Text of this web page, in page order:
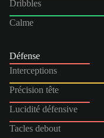
Dribbles
Calme
Défense
Interceptions
Précision tête
Lucidité défensive
Tacles debout